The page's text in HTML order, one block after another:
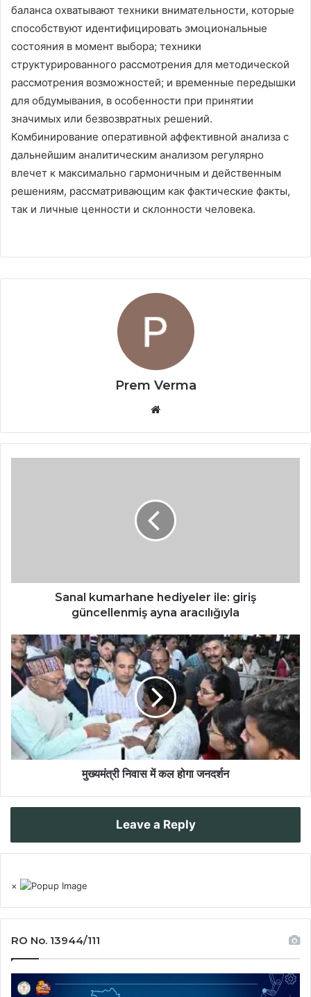
баланса охватывают техники внимательности, которые
способствуют идентифицировать эмоциональные
состояния в момент выбора; техники
структурированного рассмотрения для методической
рассмотрения возможностей; и временные передышки
для обдумывания, в особенности при принятии
значимых или безвозвратных решений.
Комбинирование оперативной аффективной анализа с
дальнейшим аналитическим анализом регулярно
влечет к максимально гармоничным и действенным
решениям, рассматривающим как фактические факты,
так и личные ценности и склонности человека.
Prem Verma
Sanal kumarhane hediyeler ile: giriş
güncellenmiş ayna aracılığıyla
मुख्यमंत्री निवास में कल होगा जनदर्शन
Leave a Reply
×
RO No. 13944/111